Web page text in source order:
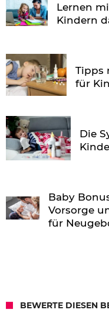
Lernen
Kindern
Tipps
für
Die
Baby
Vorsorge
für
BEWERTE DIESEN